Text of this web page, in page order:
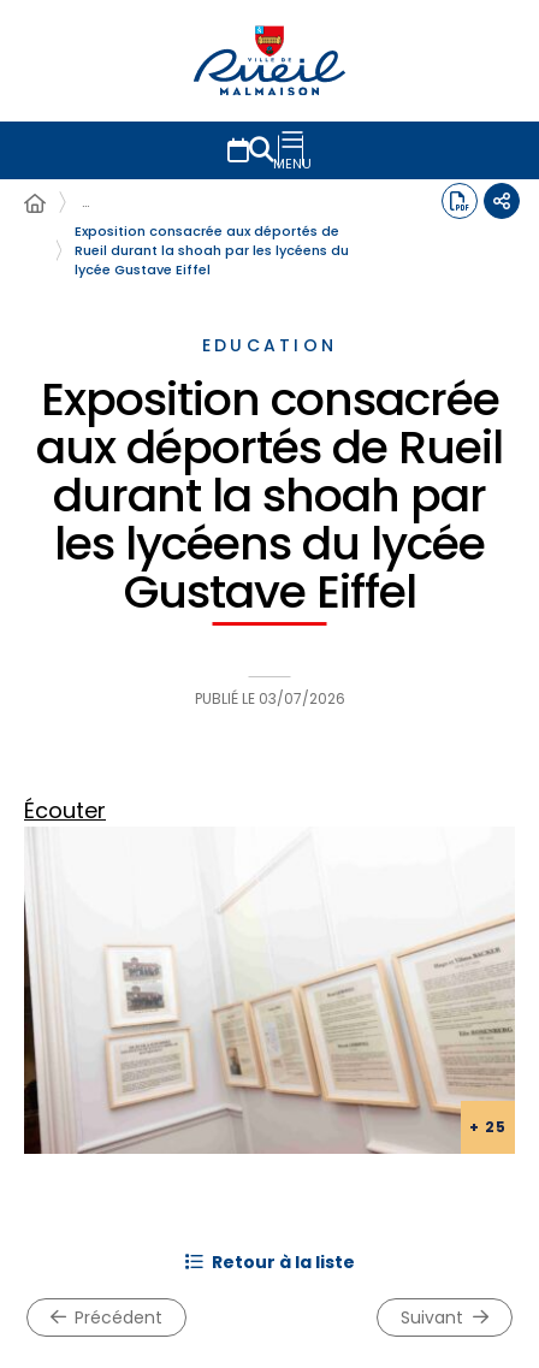
MENU
…
Exposition consacrée aux déportés de
Rueil durant la shoah par les lycéens du
lycée Gustave Eiffel
EDUCATION
Exposition consacrée
aux déportés de Rueil
durant la shoah par
les lycéens du lycée
Gustave Eiffel
PUBLIÉ LE 03/07/2026
Écouter
+ 25
+ 25
précédent
retour à la liste
suivant